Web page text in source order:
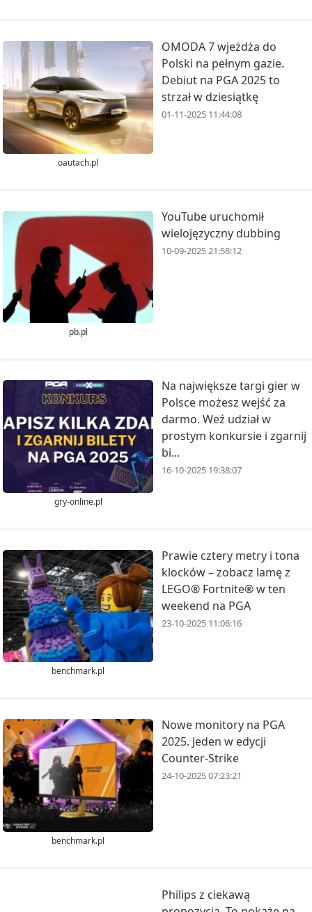
oautach.pl
OMODA 7 wjeżdża do
Polski na pełnym gazie.
Debiut na PGA 2025 to
strzał w dziesiątkę
01-11-2025 11:44:08
pb.pl
YouTube uruchomił
wielojęzyczny dubbing
10-09-2025 21:58:12
gry-online.pl
Na największe targi gier w
Polsce możesz wejść za
darmo. Weź udział w
prostym konkursie i zgarnij
bi...
16-10-2025 19:38:07
benchmark.pl
Prawie cztery metry i tona
klocków – zobacz lamę z
LEGO® Fortnite® w ten
weekend na PGA
23-10-2025 11:06:16
benchmark.pl
Nowe monitory na PGA
2025. Jeden w edycji
Counter-Strike
24-10-2025 07:23:21
Philips z ciekawą